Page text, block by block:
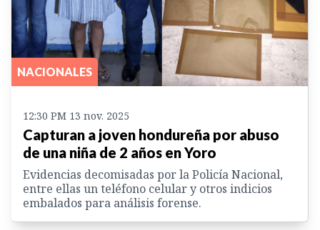
NACIONALES
12:30 PM 13 nov. 2025
Capturan a joven hondureña por abuso
de una niña de 2 años en Yoro
Evidencias decomisadas por la Policía Nacional,
entre ellas un teléfono celular y otros indicios
embalados para análisis forense.